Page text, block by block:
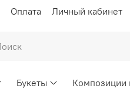
Оплата Личный кабинет
Букеты Композиции